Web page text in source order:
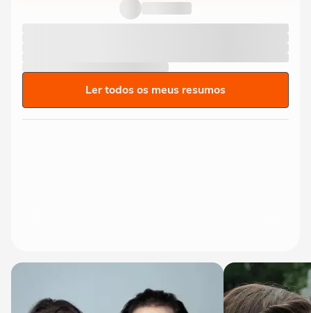
Ler todos os meus resumos